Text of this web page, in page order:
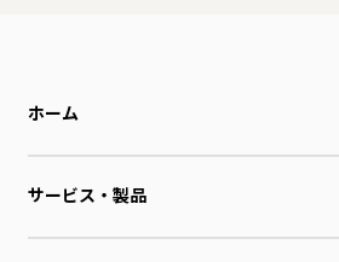
ホーム
サービス・製品